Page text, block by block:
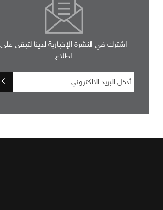
اشترك في النشرة الإخبارية لدينا لتبقى على
اطلاع